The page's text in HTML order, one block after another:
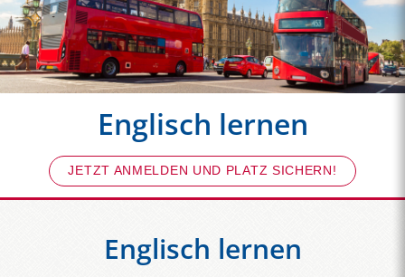
Englisch lernen
JETZT ANMELDEN UND PLATZ SICHERN!
Englisch lernen